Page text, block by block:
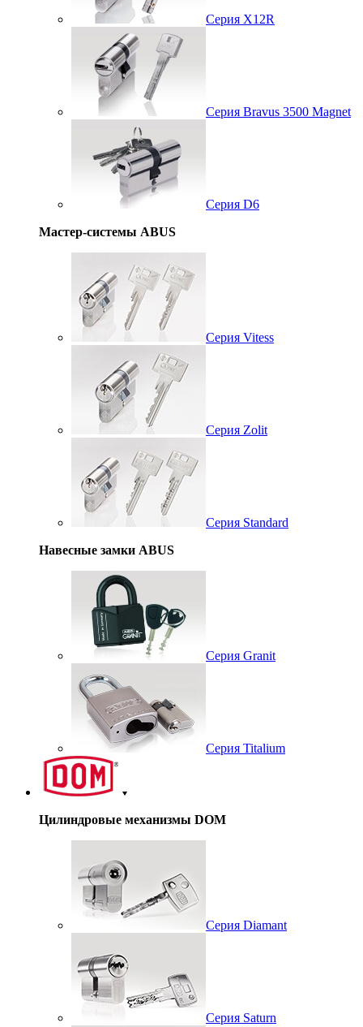
Серия X12R
Серия Bravus 3500 Magnet
Серия D6
Мастер-системы ABUS
Серия Vitess
Серия Zolit
Серия Standard
Навесные замки ABUS
Серия Granit
Серия Titalium
Цилиндровые механизмы DOM
Серия Diamant
Серия Saturn